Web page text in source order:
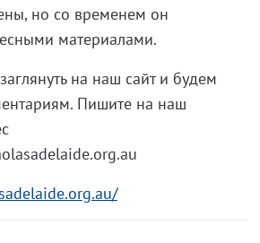
но со временем он
материалами.
на наш сайт и будем
Пишите на наш